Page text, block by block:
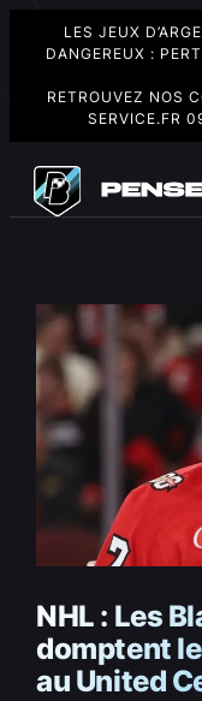
LES JEUX
DANGEREUX :
RETROUVEZ NOS
SERVICE.FR
contenu
NHL : Les
domptent
au United